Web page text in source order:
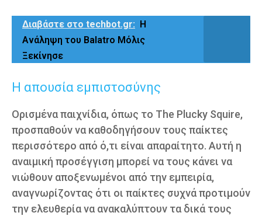
Διαβάστε στο techbot.gr:
Η
Ανάληψη του Balatro Μόλις
Ξεκίνησε
Η απουσία εμπιστοσύνης
Ορισμένα παιχνίδια, όπως το The Plucky Squire,
προσπαθούν να καθοδηγήσουν τους παίκτες
περισσότερο από ό,τι είναι απαραίτητο. Αυτή η
αναιμική προσέγγιση μπορεί να τους κάνει να
νιώθουν αποξενωμένοι από την εμπειρία,
αναγνωρίζοντας ότι οι παίκτες συχνά προτιμούν
την ελευθερία να ανακαλύπτουν τα δικά τους